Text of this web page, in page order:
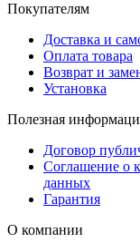
Покупателям
Доставка и
Оплата товара
Возврат и
Установка
Полезная
Договор
Соглашение о
данных
Гарантия
О компании